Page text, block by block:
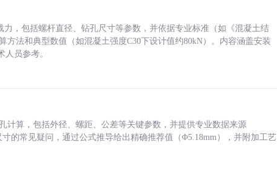
，包括螺杆直径、钻孔尺寸等参数，并依据专业标准（如《混凝土结
方法和典型数值（如混凝土强度C30下设计值约80kN）。内容涵盖安装
员参考。
计算，包括外径、螺距、公差等关键参数，并提供专业数据来源
寸的常见疑问，通过公式推导给出精确推荐值（Φ5.18mm），并附加工艺